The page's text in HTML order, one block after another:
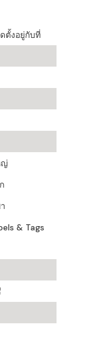
ตั้งอยู่กับที่
ญ่
& Tags